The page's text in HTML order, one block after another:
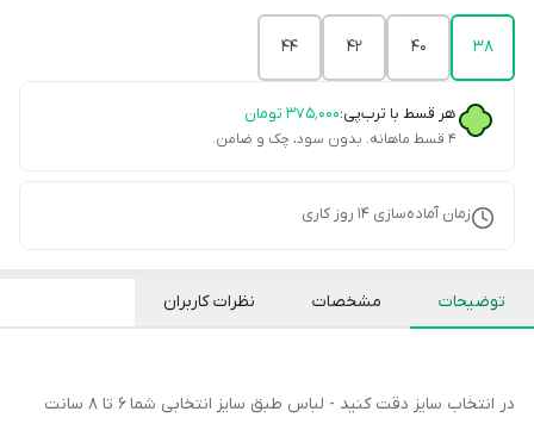
۳۸ ۴۰ ۴۲ ۴۴
هر قسط با ترب‌پی:۳۷۵٬۰۰۰ تومان
۴ قسط ماهانه. بدون سود، چک و ضامن.
زمان آماده‌سازی 14 روز کاری
توضیحات مشخصات نظرات کاربران
در انتخاب سایز دقت کنید - لباس طبق سایز انتخابی شما 6 تا 8 سانت